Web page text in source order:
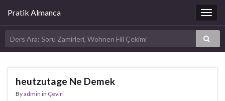
Pratik Almanca
heutzutage Ne Demek
Byadmin in Çeviri